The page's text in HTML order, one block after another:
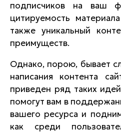
подписчиков на ваш
цитируемость
такжеуникальный
преимуществ.
Однако, порою, бывает
написания контента
приведен ряд таких
помогут вам в
вашего ресурса и
как среди